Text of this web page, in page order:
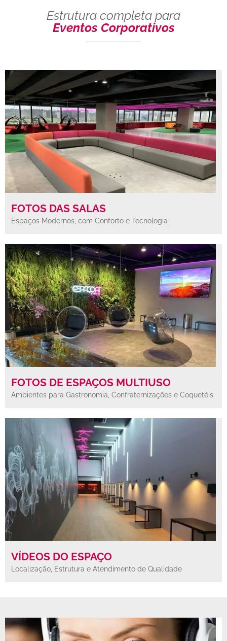
Estrutura completa para
Eventos Corporativos
FOTOS DAS SALAS
Espaços Modernos, com Conforto e Tecnologia
FOTOS DE ESPAÇOS MULTIUSO
Ambientes para Gastronomia, Confraternizações e Coquetéis
VÍDEOS DO ESPAÇO
Localização, Estrutura e Atendimento de Qualidade